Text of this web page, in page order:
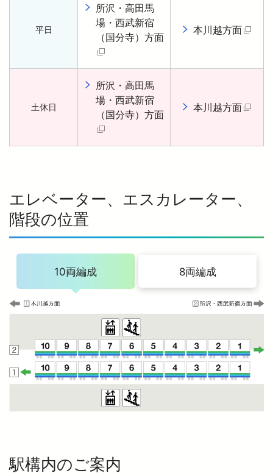
平日
所沢・高田馬
場・西武新宿
（国分寺）方面
本川越方面
土休日
所沢・高田馬
場・西武新宿
（国分寺）方面
本川越方面
エレベーター、エスカレーター、
階段の位置
10両編成 8両編成
駅構内のご案内